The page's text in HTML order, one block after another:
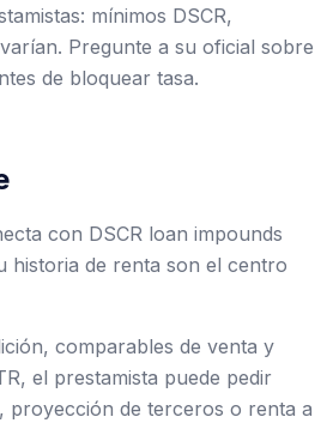
mínimos DSCR,
Pregunte a su oficial sobre
de bloquear tasa.
con DSCR loan impounds
historia de renta son el centro
comparables de venta y
el prestamista puede pedir
proyección de terceros o renta a